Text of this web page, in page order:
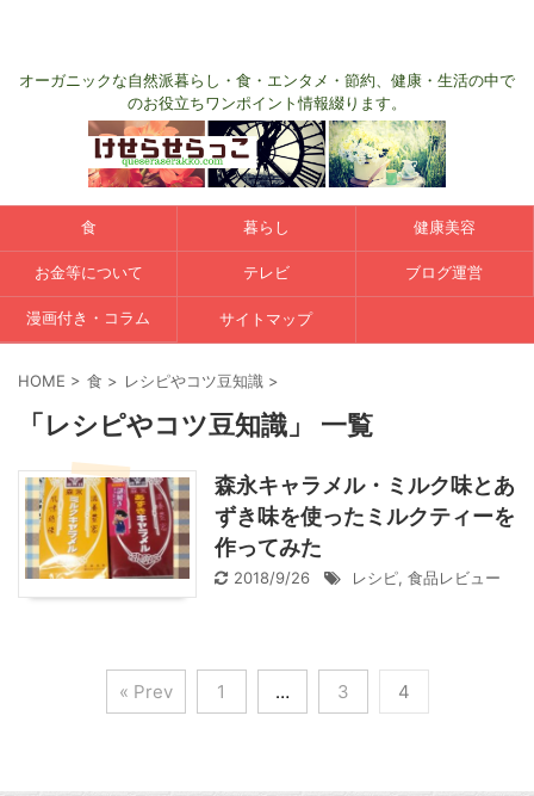
オーガニックな自然派暮らし・食・エンタメ・節約、健康・生活の中で
のお役立ちワンポイント情報綴ります。
食 暮らし 健康美容
お金等について テレビ ブログ運営
漫画付き・コラム サイトマップ
HOME > 食 > レシピやコツ豆知識 >
「レシピやコツ豆知識」 一覧
森永キャラメル・ミルク味とあ
ずき味を使ったミルクティーを
作ってみた
2018/9/26 レシピ, 食品レビュー
« Prev 1 … 3 4